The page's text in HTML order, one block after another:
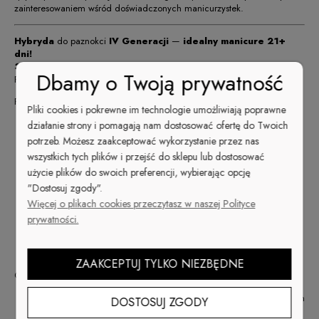
zainteresowaniem wśród doświadczonych manicurzystek.
Hybryda do paznokci IV Generacji — idealny manicure 21+
dni!
3 lata GWARANCJI !
Przy prawidłowym użytkowaniu mieszadełka Mix Stir
Formuła
10FREE
= zdrowe paznokcie
noTriphenyl phosphate
noformaldehyde resin
noethyl Tosylamide
no
Formaldehyde
fragrance
noParabens
nocamphor
notoluene
noDBP
Cuccio Veneer, wybierz najlepszą hybrydę do paznokci:
Bezkonkurencyjna wydajność. 1 butelka = 51 zadowolonych
Dbamy o Twoją prywatność
Pliki cookies i pokrewne im technologie umożliwiają poprawne
działanie strony i pomagają nam dostosować ofertę do Twoich
potrzeb. Możesz zaakceptować wykorzystanie przez nas
wszystkich tych plików i przejść do sklepu lub dostosować
użycie plików do swoich preferencji, wybierając opcję
"Dostosuj zgody".
Więcej o plikach cookies przeczytasz w naszej Polityce
prywatności.
ZAAKCEPTUJ TYLKO NIEZBĘDNE
DOSTOSUJ ZGODY